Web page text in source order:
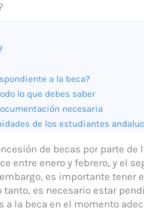
a la beca?
lo que debes saber
necesaria
de los estudiantes
de becas por parte de
entre enero y febrero, y el
es importante tener
es necesario estar
la beca en el momento